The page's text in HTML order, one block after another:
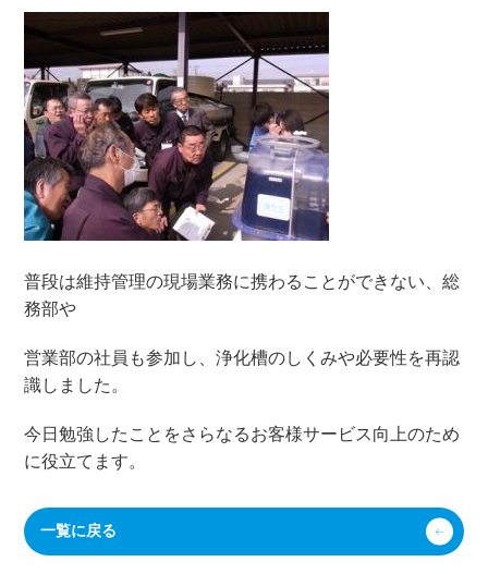
普段は維持管理の現場業務に携わることができない、総
務部や
営業部の社員も参加し、浄化槽のしくみや必要性を再認
識しました。
今日勉強したことをさらなるお客様サービス向上のため
に役立てます。
一覧に戻る